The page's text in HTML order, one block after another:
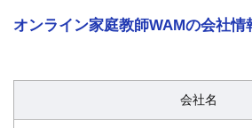
オンライン家庭教師WAMの会社情
会社名